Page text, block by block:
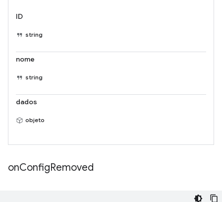
ID
string
nome
string
dados
objeto
onConfigRemoved